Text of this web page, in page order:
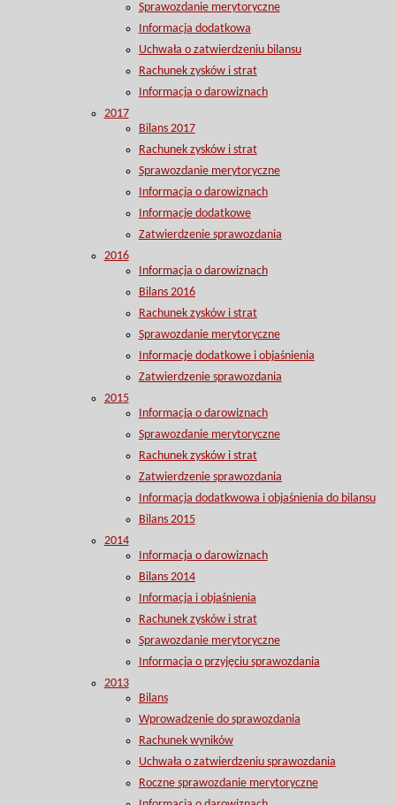
Sprawozdanie merytoryczne
Informacja dodatkowa
Uchwała o zatwierdzeniu bilansu
Rachunek zysków i strat
Informacja o darowiznach
2017
Bilans 2017
Rachunek zysków i strat
Sprawozdanie merytoryczne
Informacja o darowiznach
Informacje dodatkowe
Zatwierdzenie sprawozdania
2016
Informacja o darowiznach
Bilans 2016
Rachunek zysków i strat
Sprawozdanie merytoryczne
Informacje dodatkowe i objaśnienia
Zatwierdzenie sprawozdania
2015
Informacja o darowiznach
Sprawozdanie merytoryczne
Rachunek zysków i strat
Zatwierdzenie sprawozdania
Informacja dodatkwowa i objaśnienia do bilansu
Bilans 2015
2014
Informacja o darowiznach
Bilans 2014
Informacja i objaśnienia
Rachunek zysków i strat
Sprawozdanie merytoryczne
Informacja o przyjęciu sprawozdania
2013
Bilans
Wprowadzenie do sprawozdania
Rachunek wyników
Uchwała o zatwierdzeniu sprawozdania
Roczne sprawozdanie merytoryczne